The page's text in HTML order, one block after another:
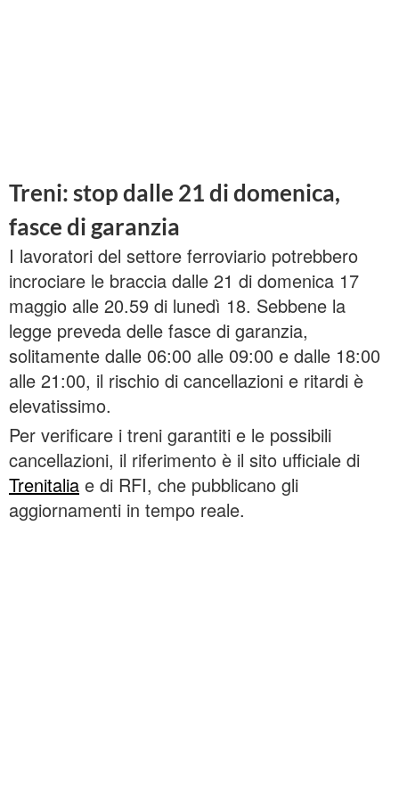
Treni: stop dalle 21 di domenica,
fasce di garanzia
I lavoratori del settore ferroviario potrebbero
incrociare le braccia dalle 21 di domenica 17
maggio alle 20.59 di lunedì 18. Sebbene la
legge preveda delle fasce di garanzia,
solitamente dalle 06:00 alle 09:00 e dalle 18:00
alle 21:00, il rischio di cancellazioni e ritardi è
elevatissimo.
Per verificare i treni garantiti e le possibili
cancellazioni, il riferimento è il sito ufficiale di
Trenitalia e di RFI, che pubblicano gli
aggiornamenti in tempo reale.